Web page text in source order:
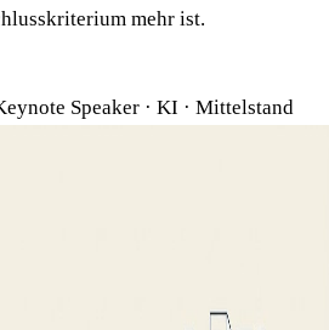
mehr ist.
Speaker · KI · Mittelstand